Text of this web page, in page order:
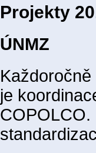
Projekty
ÚNMZ
je